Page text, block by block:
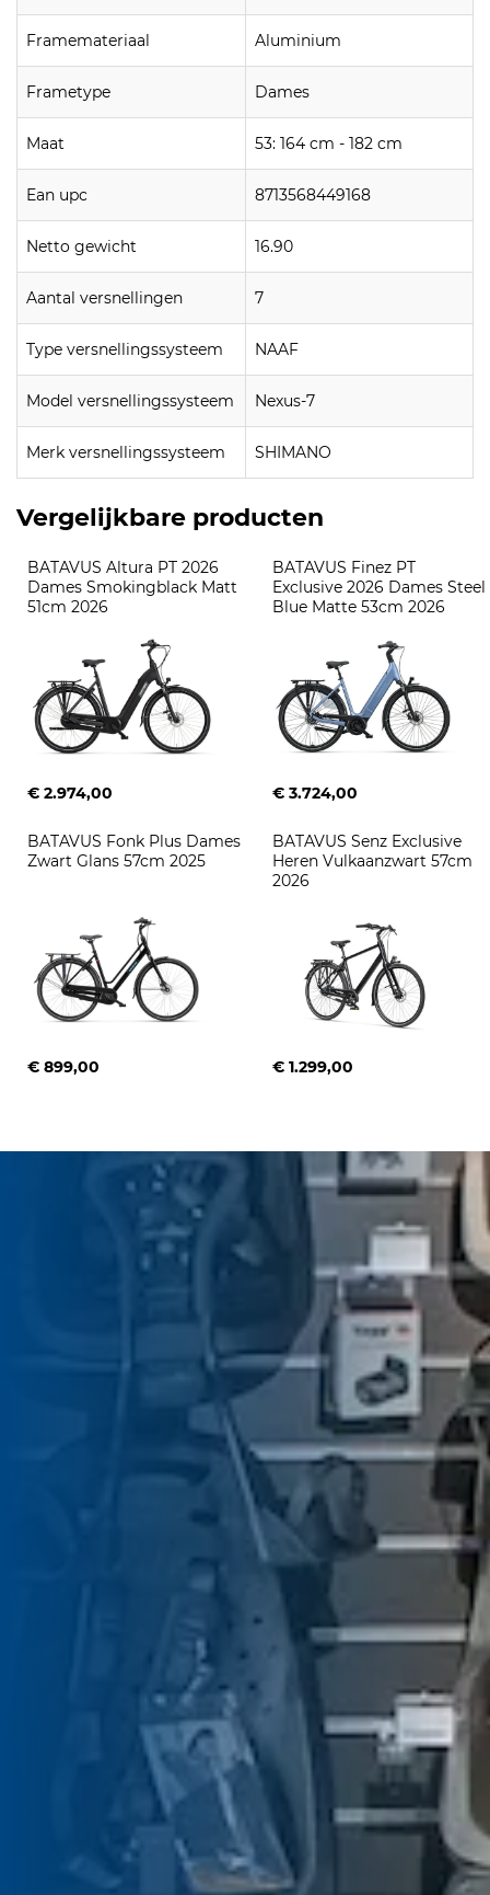
Framemateriaal Aluminium
Frametype Dames
Maat 53: 164 cm - 182 cm
Ean upc 8713568449168
Netto gewicht 16.90
Aantal versnellingen 7
Type versnellingssysteem NAAF
Model versnellingssysteem Nexus-7
Merk versnellingssysteem SHIMANO
Vergelijkbare producten
BATAVUS Altura PT 2026
Dames Smokingblack Matt
51cm 2026
€ 2.974,00
BATAVUS Finez PT
Exclusive 2026 Dames Steel
Blue Matte 53cm 2026
€ 3.724,00
BATAVUS Fonk Plus Dames
Zwart Glans 57cm 2025
€ 899,00
BATAVUS Senz Exclusive
Heren Vulkaanzwart 57cm
2026
€ 1.299,00